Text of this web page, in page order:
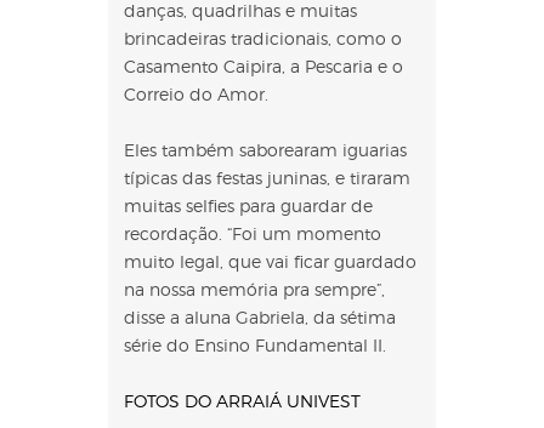
danças, quadrilhas e muitas
brincadeiras tradicionais, como o
Casamento Caipira, a Pescaria e o
Correio do Amor.
Eles também saborearam iguarias
típicas das festas juninas, e tiraram
muitas selfies para guardar de
recordação. “Foi um momento
muito legal, que vai ficar guardado
na nossa memória pra sempre”,
disse a aluna Gabriela, da sétima
série do Ensino Fundamental II.
FOTOS DO ARRAIÁ UNIVEST